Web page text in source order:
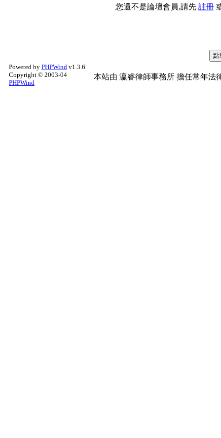
您還不是論壇會員,請先 註冊
Powered by PHPWind v1.3.6
Copyright © 2003-04
PHPWind
本站由 瀛睿律師事務所 擔任常年法